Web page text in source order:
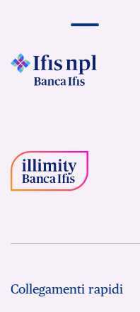
Collegamenti rapidi